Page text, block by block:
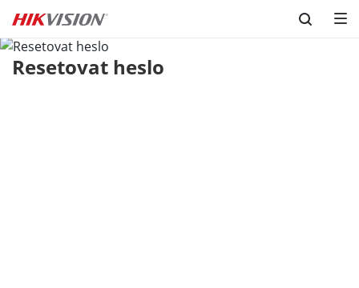
Skip to content
Resetovat heslo